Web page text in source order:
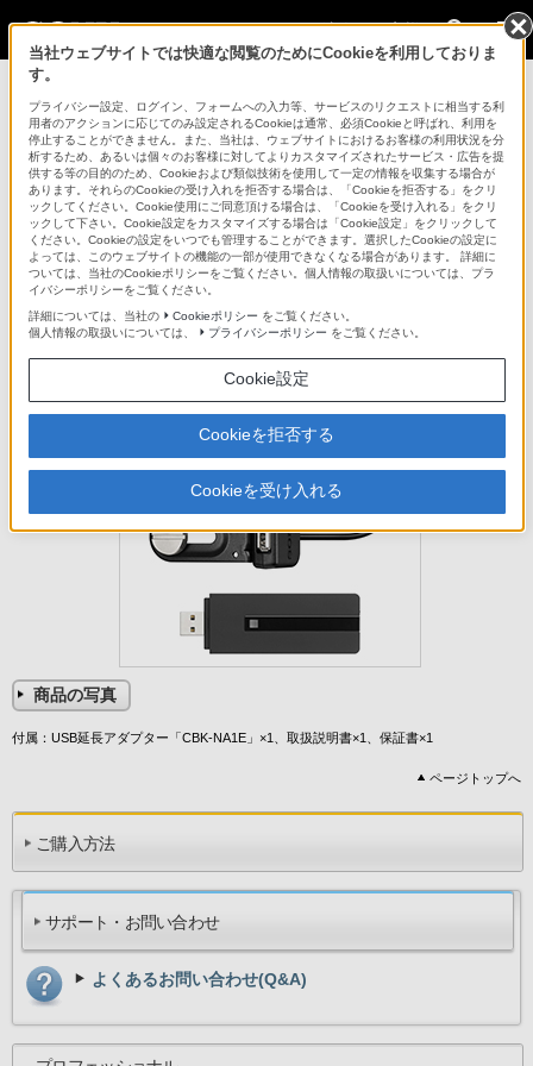
法人のお客様
ネットワーク関連商品 > CBK-WA02
法人のお客様
ネットワーク関連商品
CBK-WA02
5GHzと2.4GHzの両帯域に対応したワイヤレスLANアダプター
希望小売価格19,800円(税込)
商品の写真
付属：USB延長アダプター「CBK-NA1E」×1、取扱説明書×1、保証書×1
ページトップへ
ご購入方法
サポート・お問い合わせ
よくあるお問い合わせ(Q&A)
当社ウェブサイトでは快適な閲覧のためにCookieを利用しておりま
す。
プライバシー設定、ログイン、フォームへの入力等、サービスのリクエストに相当する利
用者のアクションに応じてのみ設定されるCookieは通常、必須Cookieと呼ばれ、利用を
停止することができません。また、当社は、ウェブサイトにおけるお客様の利用状況を分
析するため、あるいは個々のお客様に対してよりカスタマイズされたサービス・広告を提
供する等の目的のため、Cookieおよび類似技術を使用して一定の情報を収集する場合が
あります。それらのCookieの受け入れを拒否する場合は、「Cookieを拒否する」をクリ
ックしてください。Cookie使用にご同意頂ける場合は、「Cookieを受け入れる」をクリ
ックして下さい。Cookie設定をカスタマイズする場合は「Cookie設定」をクリックして
ください。Cookieの設定をいつでも管理することができます。選択したCookieの設定に
よっては、このウェブサイトの機能の一部が使用できなくなる場合があります。 詳細に
ついては、当社のCookieポリシーをご覧ください。個人情報の取扱いについては、プラ
イバシーポリシーをご覧ください。
詳細については、当社の
Cookieポリシー をご覧ください。
個人情報の取扱いについては、
プライバシーポリシー をご覧ください。
Cookie設定
Cookieを拒否する
Cookieを受け入れる